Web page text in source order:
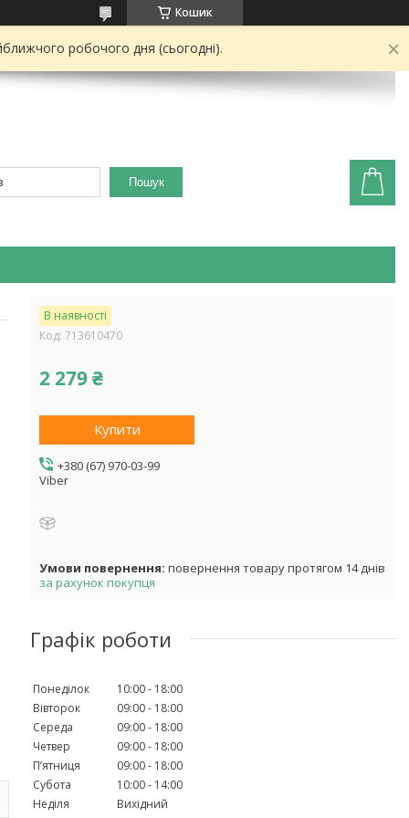
Кошик
робочого дня (сьогодні).
Пошук
В наявності
Код: 713610470
2 279 ₴
Купити
+380 (67) 970-03-99
Viber
повернення товару протягом 14 днів
за рахунок покупця
Графік роботи
Понеділок 10:00
18:00
Вівторок
09:00
18:00
Середа
09:00
18:00
Четвер
09:00
18:00
Пʼятниця
09:00
18:00
Субота
10:00
14:00
Неділя
Вихідний